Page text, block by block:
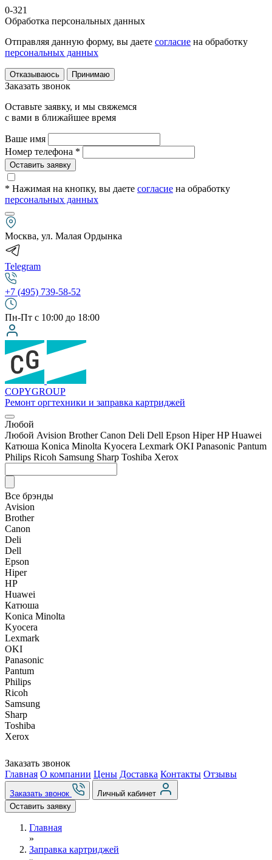
0-321
Обработка персональных данных
Отправляя данную форму, вы даете согласие на обработку
персональных данных
Отказываюсь Принимаю
Заказать звонок
Оставьте заявку, и мы свяжемся
с вами в ближайшее время
Ваше имя
Номер телефона *
Оставить заявку
* Нажимая на кнопку, вы даете согласие на обработку
персональных данных
Москва, ул. Малая Ордынка
Telegram
+7 (495) 739-58-52
Пн-Пт с 10:00 до 18:00
COPYGROUP
Ремонт оргтехники и заправка картриджей
Любой
Любой Avision Brother Canon Deli Dell Epson Hiper HP Huawei
Катюша Konica Minolta Kyocera Lexmark OKI Panasonic Pantum
Philips Ricoh Samsung Sharp Toshiba Xerox
Все брэнды
Avision
Brother
Canon
Deli
Dell
Epson
Hiper
HP
Huawei
Катюша
Konica Minolta
Kyocera
Lexmark
OKI
Panasonic
Pantum
Philips
Ricoh
Samsung
Sharp
Toshiba
Xerox
Заказать звонок
Главная О компании Цены Доставка Контакты Отзывы
Заказать звонок
Личный кабинет
Оставить заявку
Главная
»
Заправка картриджей